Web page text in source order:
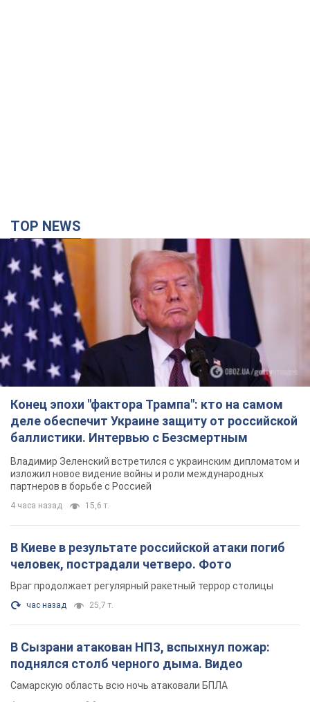
TOP NEWS
Конец эпохи "фактора Трампа": кто на самом
деле обеспечит Украине защиту от российской
баллистики. Интервью с Безсмертным
Владимир Зеленский встретился с украинским дипломатом и
изложил новое видение войны и роли международных
партнеров в борьбе с Россией
4 часа назад 15,6 т.
В Киеве в результате российской атаки погиб
человек, пострадали четверо. Фото
Враг продолжает регулярный ракетный террор столицы
час назад 25,7 т.
В Сызрани атакован НПЗ, вспыхнул пожар:
поднялся столб черного дыма. Видео
Самарскую область всю ночь атаковали БПЛА